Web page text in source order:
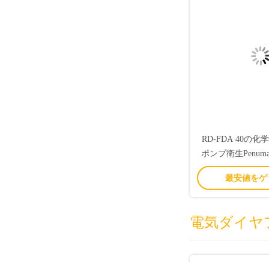
RD-FDA 40の化
ポンプ衛生
ラム ポ
最安値を
電気ダイ